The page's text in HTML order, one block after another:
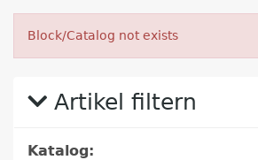
Block/Catalog not exists
Artikel filtern
Katalog: